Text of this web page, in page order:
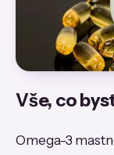
Vše, co
Omega-3